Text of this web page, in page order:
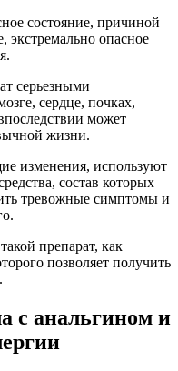
состояние, причиной
экстремально опасное
серьезными
сердце, почках,
может
жизни.
изменения, используют
состав которых
тревожные симптомы и
препарат, как
позволяет получить
с анальгином и